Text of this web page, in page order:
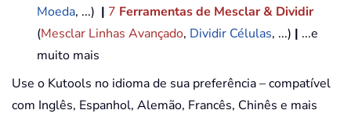
Moeda, ...) | 7 Ferramentas de Mesclar & Dividir
(Mesclar Linhas Avançado, Dividir Células, ...) | ...e
muito mais
Use o Kutools no idioma de sua preferência – compatível
com Inglês, Espanhol, Alemão, Francês, Chinês e mais